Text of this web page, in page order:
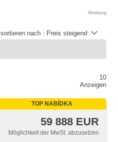
Werbung
sortieren nach : Preis steigend
10
Anzeigen
TOP NABÍDKA
59 888 EUR
Möglichkeit der MwSt. abzusetzen